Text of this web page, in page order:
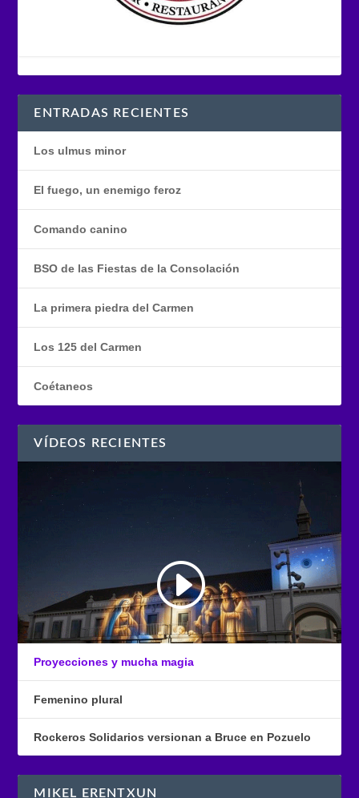
ENTRADAS RECIENTES
Los ulmus minor
El fuego, un enemigo feroz
Comando canino
BSO de las Fiestas de la Consolación
La primera piedra del Carmen
Los 125 del Carmen
Coétaneos
VÍDEOS RECIENTES
Proyecciones y mucha magia
Femenino plural
Rockeros Solidarios versionan a Bruce en Pozuelo
MIKEL ERENTXUN